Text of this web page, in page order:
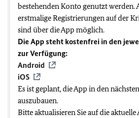
bestehenden Konto genutzt werden.
erstmalige Registrierungen auf der
sind über die App möglich.
Die App steht kostenfrei in den
zur Verfügung:
Android
iOS
Es ist geplant, die App in den
auszubauen.
Bitte aktualisieren Sie auf die aktuelle